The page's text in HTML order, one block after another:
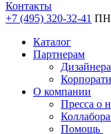
Контакты
+7 (495) 320-32-41
Каталог
Партнерам
О компании
Пресса о
Помощь